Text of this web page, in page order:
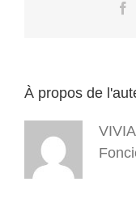
À propos de